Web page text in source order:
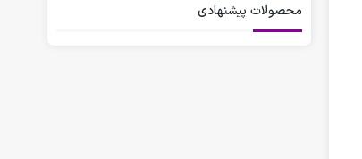
محصولات پیشنهادی